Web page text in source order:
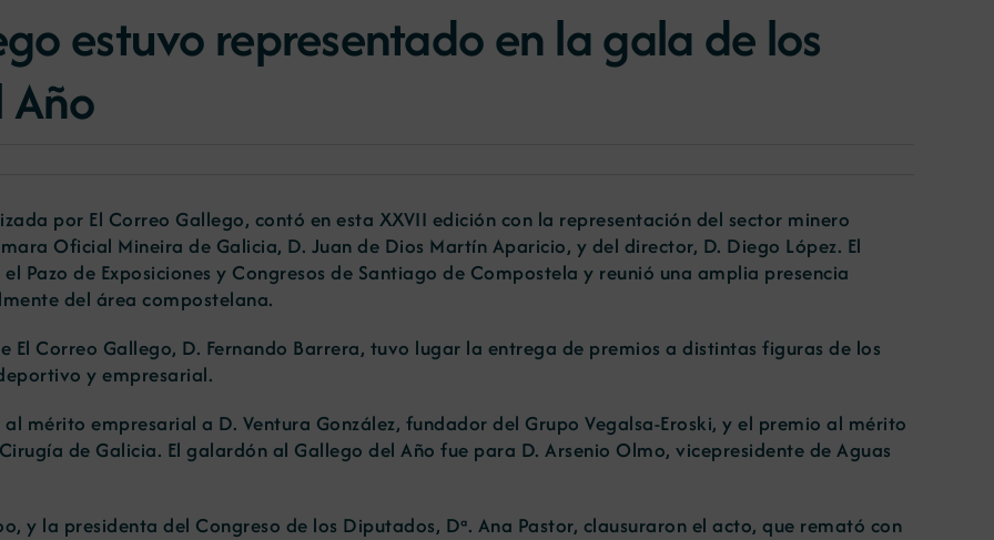
estuvo representado en la gala de los
Año
por El Correo Gallego, contó en esta XXVII edición con la representación del sector minero
Oficial Mineira de Galicia, D. Juan de Dios Martín Aparicio, y del director, D. Diego López. El
Pazo de Exposiciones y Congresos de Santiago de Compostela y reunió una amplia presencia
del área compostelana.
Correo Gallego, D. Fernando Barrera, tuvo lugar la entrega de premios a distintas figuras de los
y empresarial.
mérito empresarial a D. Ventura González, fundador del Grupo Vegalsa-Eroski, y el premio al mérito
de Galicia. El galardón al Gallego del Año fue para D. Arsenio Olmo, vicepresidente de Aguas
y la presidenta del Congreso de los Diputados, Dª. Ana Pastor, clausuraron el acto, que remató con